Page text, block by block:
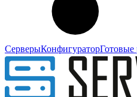
СерверыКонфигураторГотовые